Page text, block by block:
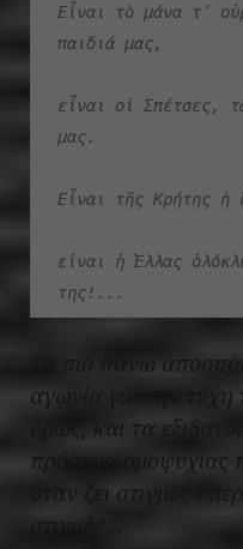
Εἶναι τὸ μάνα τ΄
παιδιά μας,
εἶναι οἱ Σπέτσες,
μας.
εἰναι ἡ Ἐλλας
της!...
Τα πιο πάνω
αγωνία για την τύχη
όμως, και τα
πρόσημα ομοψυχίας
όταν ζει στιγμές
στιγμές…